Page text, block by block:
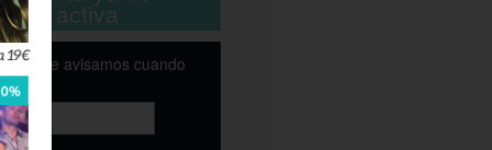
está activa
y te avisamos cuando